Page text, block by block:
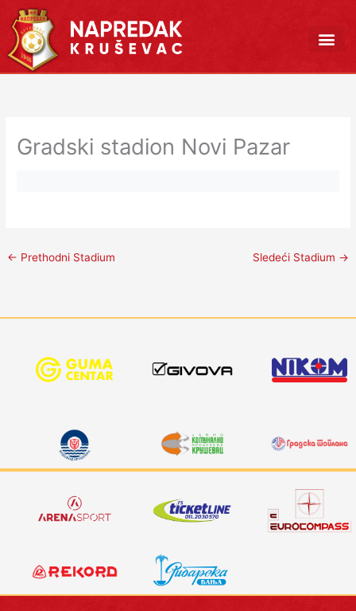
Pređi
na
sadržaj
Gradski stadion Novi Pazar
← Prethodni Stadium Sledeći Stadium →